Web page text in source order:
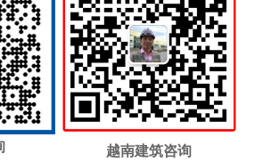
越南建筑咨询